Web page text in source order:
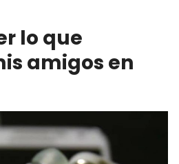
lo que
amigos en